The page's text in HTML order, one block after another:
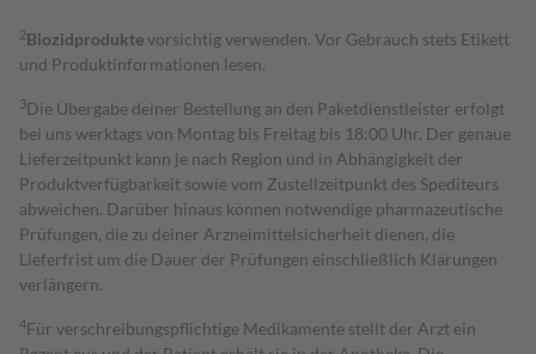
2Biozidproduktevorsichtig verwenden. Vor Gebrauch stets Etikett
und Produktinformationen lesen.
3Die Übergabe deiner Bestellung an den Paketdienstleister erfolgt
bei uns werktags von Montag bis Freitag bis 18:00 Uhr. Der genaue
Lieferzeitpunkt kann je nach Region und in Abhängigkeit der
Produktverfügbarkeit sowie vom Zustellzeitpunkt des Spediteurs
abweichen. Darüber hinaus können notwendige pharmazeutische
Prüfungen, die zu deiner Arzneimittelsicherheit dienen, die
Lieferfrist um die Dauer der Prüfungen einschließlich Klärungen
verlängern.
4Für verschreibungspflichtige Medikamente stellt der Arzt ein